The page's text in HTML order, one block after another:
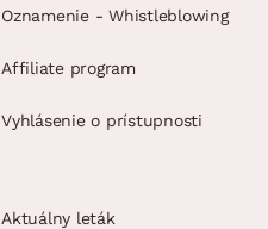
Oznamenie - Whistleblowing
Affiliate program
Vyhlásenie o prístupnosti
Aktuálny leták